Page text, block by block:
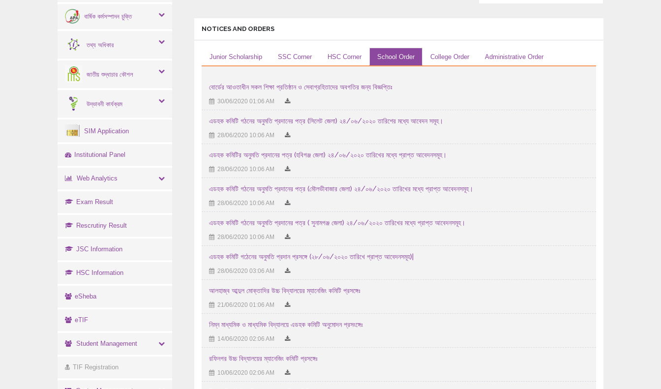
বার্ষিক কর্মসম্পাদন চুক্তি
তথ্য অধিকার
জাতীয় শুদ্ধাচার কৌশল
উদ্ভাবনী কার্যক্রম
SIM Application
Institutional Panel
Web Analytics
Exam Result
Rescrutiny Result
JSC Information
HSC Information
eSheba
eTIF
Student Management
TIF Registration
এইচ এস সি-২০২৬ সালের পরীক্ষকের তালিকা (বিষয়ঃ
হিসাববিজ্ঞান ...
মূল্যায়নের পর ...
২০২৬ সালের এইচএসসি/সমমান পরীক্ষায় অংশগ্রহণ
19/07/2026 11:07 AM
NOTICES AND ORDERS
Junior Scholarship SSC Corner HSC Corner School Order College Order Administrative Order
বোর্ডের আওতাধীন সকল শিক্ষা প্রতিষ্ঠান ও সেবাগ্রহিতাদের অবগতির জন্য বিজ্ঞপ্তিঃ
30/06/2020 01:06 AM
এডহক কমিটি গঠনের অনুমতি প্রদানের পত্র (সিলেট জেলা) ২৪/০৬/২০২০ তারিশের মধ্যে আবেদন সমূহ।
28/06/2020 10:06 AM
এডহক কমিটির অনুমতি প্রদানের পত্র (হবিগঞ্জ জেলা) ২৪/০৬/২০২০ তারিখের মধ্যে প্রাপ্ত আবেদনসমূহ।
28/06/2020 10:06 AM
এডহক কমিটি গঠনের অনুমতি প্রদানের পত্র (মৌলভীবাজার জেলা) ২৪/০৬/২০২০ তারিখের মধ্যে প্রাপ্ত আবেদনসমূহ।
28/06/2020 10:06 AM
এডহক কমিটি গঠনের অনুমতি প্রদানের পত্র ( সুনামগঞ্জ জেলা) ২৪/০৬/২০২০ তারিখের মধ্যে প্রাপ্ত আবেদনসমূহ।
28/06/2020 10:06 AM
এডহক কমিটি গঠেনের অনুমতি প্রদান প্রসঙ্গে (২৮/০৬/২০২০ তারিখে প্রাপ্ত আবেদনসমূহ)|
28/06/2020 03:06 AM
আলহাজ্ব আব্দুল মোক্তাদির উচ্চ বিদ্যালয়ের ম্যানেজিং কমিটি প্রসঙ্গেঃ
21/06/2020 01:06 AM
নিম্ন মাধ্যমিক ও মাধ্যমিক বিদ্যালয়ে এডহক কমিটি অনুমোদন প্রসংঙ্গেঃ
14/06/2020 02:06 AM
রফিনগর উচ্চ বিদ্যালয়ের ম্যানেজিং কমিটি প্রসঙ্গেঃ
10/06/2020 02:06 AM